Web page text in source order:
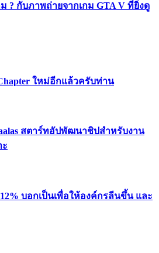
ม ? กับภาพถ่ายจากเกม GTA V ที่ยิ่งดู
ใหม่อีกแล้วครับท่าน
สตาร์ทอัปพัฒนาชิปสำหรับงาน
ะ
บอกเป็นเพื่อให้องค์กรลีนขึ้น และ